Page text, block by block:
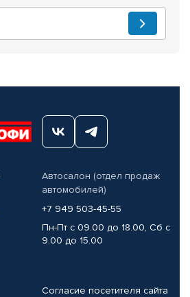
Автосалон (отдел продаж
автомобилей)
+7 949 503-45-55
Пн-Пт с 09.00 до 18.00, Сб с
9.00 до 15.00
Согласие посетителя сайта